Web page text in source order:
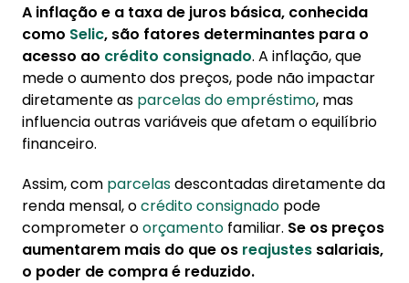
A inflação e a taxa de juros básica, conhecida
como Selic, são fatores determinantes para o
acesso ao crédito consignado. A inflação, que
mede o aumento dos preços, pode não impactar
diretamente as parcelas do empréstimo, mas
influencia outras variáveis que afetam o equilíbrio
financeiro.
Assim, com parcelasdescontadas diretamente da
renda mensal, ocréditoconsignado pode
comprometer oorçamento familiar. Se os preços
aumentarem mais do que os reajustes salariais,
o poder de compra é reduzido.